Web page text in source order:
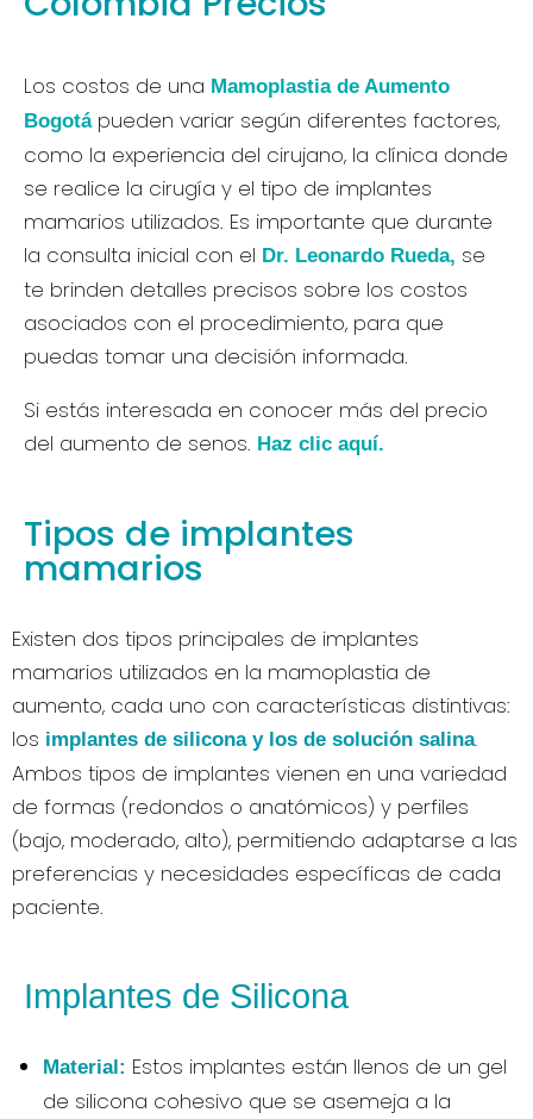
Los costos de una Mamoplastia de Aumento
Bogotápueden variar según diferentes factores,
como la experiencia del cirujano, la clínica donde
se realice la cirugía y el tipo de implantes
mamarios utilizados. Es importante que durante
la consulta inicial con el Dr. Leonardo Rueda, se
te brinden detalles precisos sobre los costos
asociados con el procedimiento, para que
puedas tomar una decisión informada.
Si estás interesada en conocer más del precio
del aumento de senos. Haz clic aquí.
Tipos de implantes
mamarios
Existen dos tipos principales de implantes
mamarios utilizados en la mamoplastia de
aumento, cada uno con características distintivas:
los implantes de silicona y los de solución salina.
Ambos tipos de implantes vienen en una variedad
de formas (redondos o anatómicos) y perfiles
(bajo, moderado, alto), permitiendo adaptarse a las
preferencias y necesidades específicas de cada
paciente.
Implantes de Silicona
Material: Estos implantes están llenos de un gel
de silicona cohesivo que se asemeja a la